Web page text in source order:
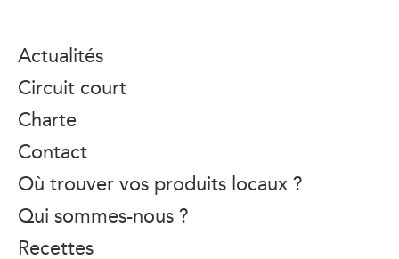
Actualités
Circuit court
Charte
Contact
Où trouver vos produits locaux ?
Qui sommes-nous ?
Recettes